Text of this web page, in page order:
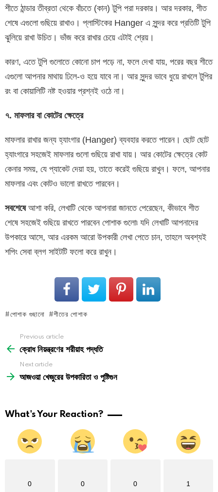
শীতে ঠান্ডার তীব্রতা থেকে বাঁচতে (কান) টুপি পরা দরকার। আর দরকার, শীত
শেষে এগুলো গুছিয়ে রাখাও। প্লাস্টিকের Hanger এ সুন্দর করে প্রতিটি টুপি
ঝুলিয়ে রাখা উচিত। ভাঁজ করে রাখার চেয়ে এটাই শ্রেয়।
কারণ, এতে টুপি গুলোতে কোনো চাপ পড়ে না, ফলে দেখা যায়, পরের বছর শীতে
এগুলো আপনার মাথায় ঢিলে-ও হয়ে যাবে না। আর সুন্দর ভাবে ধুয়ে রাখলে টুপির
রং বা কোয়ালিটি নষ্ট হওয়ার প্রশ্নই ওঠে না।
৭. মাফলার বা কোটের ক্ষেত্রে
মাফলার রাখার জন্য হ্যাংগার (Hanger) ব্যবহার করতে পারেন। ছোট ছোট
হ্যাংগারে সহজেই মাফলার গুলো গুছিয়ে রাখা যায়। আর কোটের ক্ষেত্রে কোট
কেনার সময়, যে প্যাকেট দেয়া হয়, তাতে করেই গুছিয়ে রাখুন। ফলে, আপনার
মাফলার এবং কোটও ভালো রাখতে পারবেন।
সবশেষেআশা করি, লেখাটি থেকে আপনারা জানতে পেরেছেন, কীভাবে শীত
শেষে সহজেই গুছিয়ে রাখতে পারবেন পোশাক গুলো৷ যদি লেখাটি আপনাদের
উপকারে আসে, আর এরকম আরো উপকারী লেখা পেতে চান, তাহলে অবশ্যই
শপিং সেবা ব্লগ সাইটটি ফলো করে রাখুন।
পোশাক গুছানো শীতের পোশাক
more
Previous article
ক্রোধ নিয়ন্ত্রণের শরীয়াহ পদ্ধতি
Next article
আজওয়া খেজুরের উপকারিতা ও পুষ্টিগুন
What's Your Reaction?
0 0 0 1